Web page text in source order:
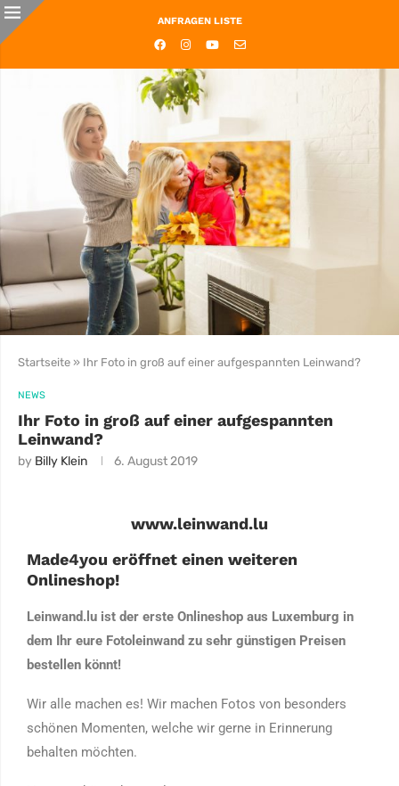
ANFRAGEN LISTE
Startseite » Ihr Foto in groß auf einer aufgespannten Leinwand?
NEWS
Ihr Foto in groß auf einer aufgespannten
Leinwand?
by Billy Klein 6. August 2019
www.leinwand.lu
Made4you eröffnet einen weiteren
Onlineshop!
Leinwand.lu ist der erste Onlineshop aus Luxemburg in
dem Ihr eure Fotoleinwand zu sehr günstigen Preisen
bestellen könnt!
Wir alle machen es! Wir machen Fotos von besonders
schönen Momenten, welche wir gerne in Erinnerung
behalten möchten.